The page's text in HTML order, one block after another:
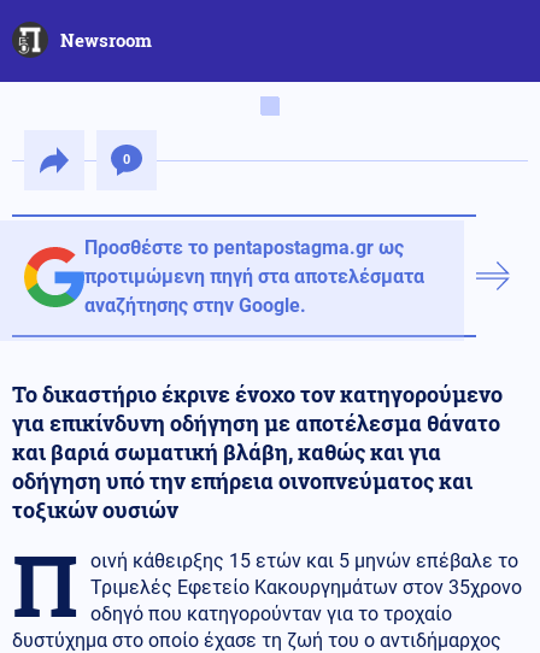
Newsroom
0
Προσθέστε το pentapostagma.gr ως
προτιμώμενη πηγή στα αποτελέσματα
αναζήτησης στην Google.
Το δικαστήριο έκρινε ένοχο τον κατηγορούμενο
για επικίνδυνη οδήγηση με αποτέλεσμα θάνατο
και βαριά σωματική βλάβη, καθώς και για
οδήγηση υπό την επήρεια οινοπνεύματος και
τοξικών ουσιών
Π
οινή κάθειρξης 15 ετών και 5 μηνών επέβαλε το
Τριμελές Εφετείο Κακουργημάτων στον 35χρονο
οδηγό που κατηγορούνταν για το τροχαίο
δυστύχημα στο οποίο έχασε τη ζωή του ο αντιδήμαρχος